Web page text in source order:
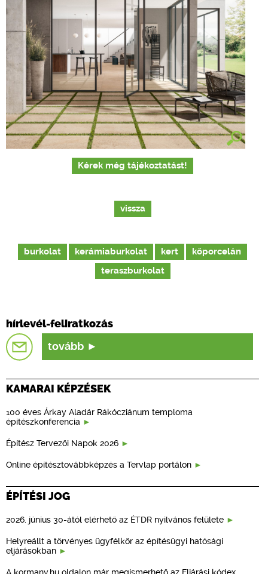
Kérek még tájékoztatást!
vissza
burkolat kerámiaburkolat kert
kőporcelán
teraszburkolat
hírlevél-feliratkozás
tovább
KAMARAI KÉPZÉSEK
100 éves Árkay Aladár Rákócziánum temploma
építészkonferencia
Építész Tervezői Napok 2026
Online építésztovábbképzés a Tervlap portálon
ÉPÍTÉSI JOG
2026. június 30-ától elérhető az ÉTDR nyilvános felülete
Helyreállt a törvényes ügyfélkör az építésügyi hatósági
eljárásokban
A kormany.hu oldalon már megismerhető az Eljárási kódex